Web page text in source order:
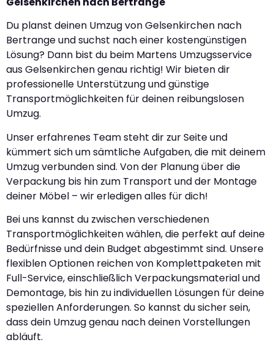
Du planst deinen Umzug von Gelsenkirchen nach
Bertrange und suchst nach einer kostengünstigen
Lösung? Dann bist du beim Martens Umzugsservice
aus Gelsenkirchen genau richtig! Wir bieten dir
professionelle Unterstützung und günstige
Transportmöglichkeiten für deinen reibungslosen
Umzug.
Unser erfahrenes Team steht dir zur Seite und
kümmert sich um sämtliche Aufgaben, die mit deinem
Umzug verbunden sind. Von der Planung über die
Verpackung bis hin zum Transport und der Montage
deiner Möbel – wir erledigen alles für dich!
Bei uns kannst du zwischen verschiedenen
Transportmöglichkeiten wählen, die perfekt auf deine
Bedürfnisse und dein Budget abgestimmt sind. Unsere
flexiblen Optionen reichen von Komplettpaketen mit
Full-Service, einschließlich Verpackungsmaterial und
Demontage, bis hin zu individuellen Lösungen für deine
speziellen Anforderungen. So kannst du sicher sein,
dass dein Umzug genau nach deinen Vorstellungen
abläuft.